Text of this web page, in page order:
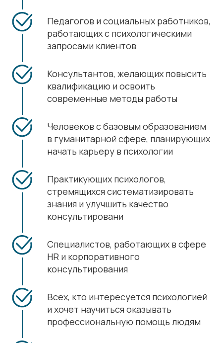
Педагогов и социальных работников,
работающих с психологическими
запросами клиентов
Консультантов, желающих повысить
квалификацию и освоить
современные методы работы
Человеков с базовым образованием
в гуманитарной сфере, планирующих
начать карьеру в психологии
Практикующих психологов,
стремящихся систематизировать
знания и улучшить качество
консультировани
Специалистов, работающих в сфере
HR и корпоративного
консультирования
Всех, кто интересуется психологией
и хочет научиться оказывать
профессиональную помощь людям